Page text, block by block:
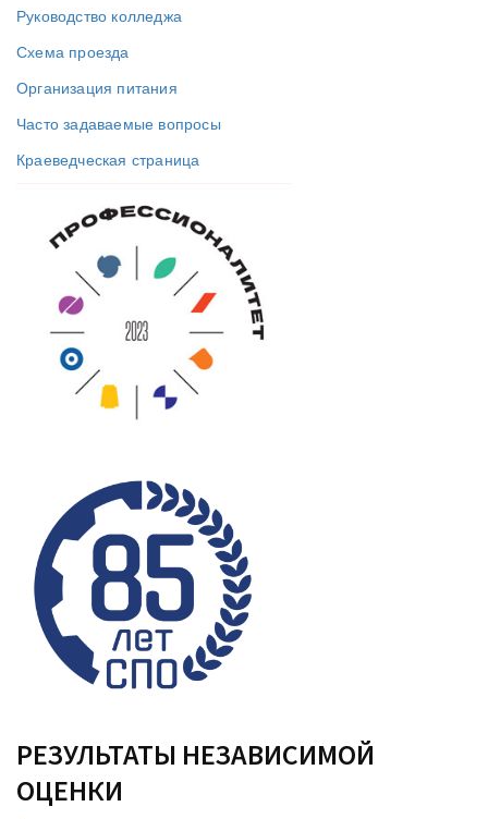
Руководство колледжа
Схема проезда
Организация питания
Часто задаваемые вопросы
Краеведческая страница
РЕЗУЛЬТАТЫ НЕЗАВИСИМОЙ
ОЦЕНКИ